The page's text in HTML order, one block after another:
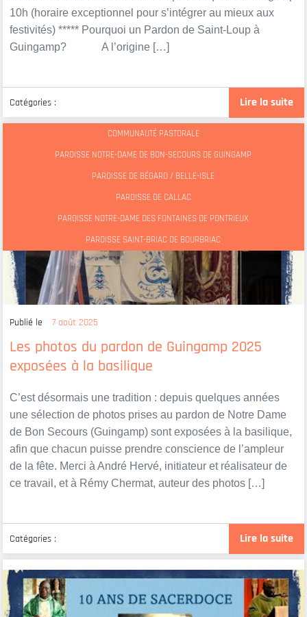
10h (horaire exceptionnel pour s’intégrer au mieux aux
festivités) ***** Pourquoi un Pardon de Saint-Loup à
Guingamp? A l’origine […]
Lire la suite
Catégories :
COMMUNAUTÉ PASTORALE
PAROISSE NOTRE-DAME DE BON-SECOURS DE GUINGAMP
PAROISSE DE BÉGARD / BELLE-ISLE
PAROISSE DE CALLAC
PAROISSE NOTRE-DAME DES FONTAINES DE PONTRIEUX
PAROISSE SAINT-BRIAC DE BOURBRIAC
Les photos du pardon de Guingamp 2025
exposées à la basilique
Publié le 7 août 2025
C’est désormais une tradition : depuis quelques années
une sélection de photos prises au pardon de Notre Dame
de Bon Secours (Guingamp) sont exposées à la basilique,
afin que chacun puisse prendre conscience de l’ampleur
de la fête. Merci à André Hervé, initiateur et réalisateur de
ce travail, et à Rémy Chermat, auteur des photos […]
Lire la suite
Catégories :